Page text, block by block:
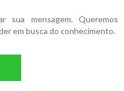
sua mensagem. Queremos
em busca do conhecimento.